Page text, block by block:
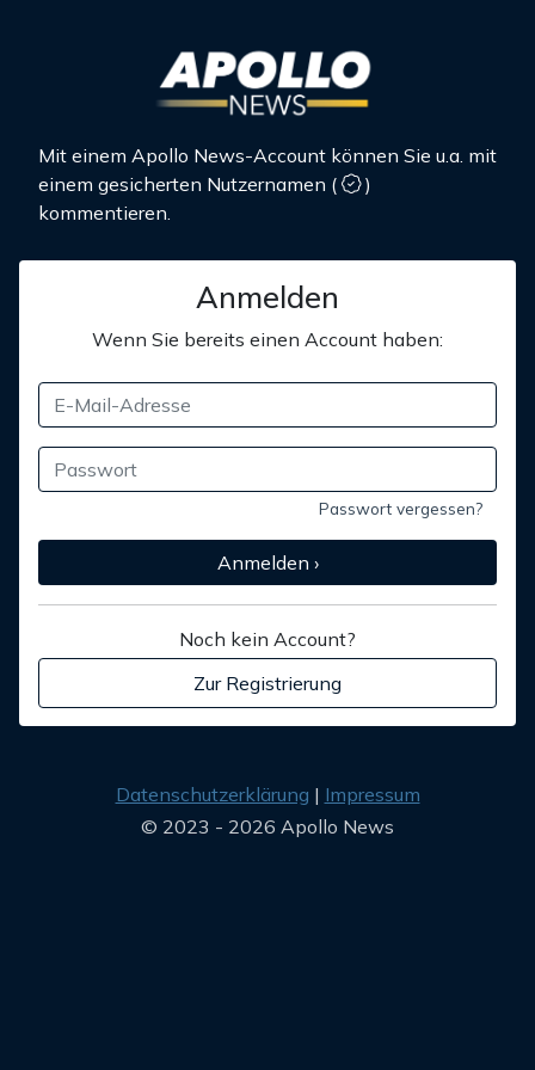
Mit einem Apollo News-Account können Sie u.a. mit
einem gesicherten Nutzernamen (
)
kommentieren.
Anmelden
Wenn Sie bereits einen Account haben:
Passwort vergessen?
Anmelden ›
Noch kein Account?
Zur Registrierung
Datenschutzerklärung
Impressum
© 2023 - 2026 Apollo News